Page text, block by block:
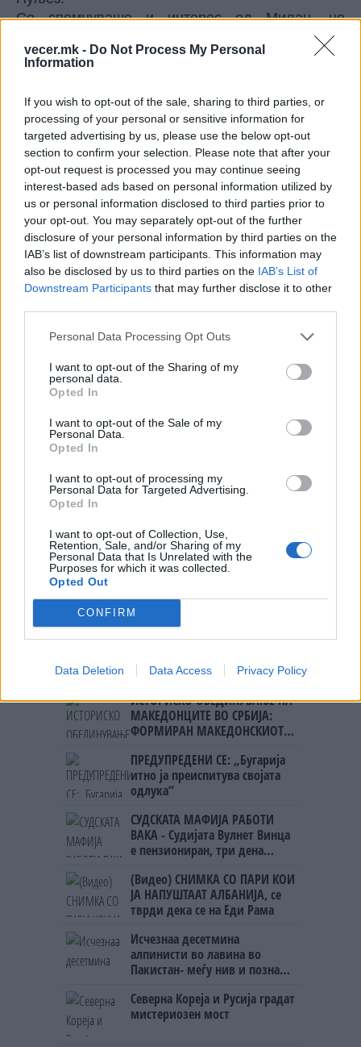
vecer.mk - Do Not Process My Personal
Information
If you wish to opt-out of the sale, sharing to third parties, or
processing of your personal or sensitive information for
targeted advertising by us, please use the below opt-out
section to confirm your selection. Please note that after your
opt-out request is processed you may continue seeing
interest-based ads based on personal information utilized by
us or personal information disclosed to third parties prior to
your opt-out. You may separately opt-out of the further
disclosure of your personal information by third parties on the
IAB’s list of downstream participants. This information may
also be disclosed by us to third parties on the IAB’s List of
Downstream Participants that may further disclose it to other
Personal Data Processing Opt Outs
I want to opt-out of the Sharing of my
personal data.
Opted In
I want to opt-out of the Sale of my
Personal Data.
Opted In
I want to opt-out of processing my
Personal Data for Targeted Advertising.
Opted In
I want to opt-out of Collection, Use,
Retention, Sale, and/or Sharing of my
Personal Data that Is Unrelated with the
Purposes for which it was collected.
Opted Out
CONFIRM
Data Deletion Data Access Privacy Policy
Се спомнуваше и интерес од Милан, но
фокусот сега е Наполи, каде што фудбалерот
веќе дал „зелено светло“ за трансферот.
45 милиони евра, но се надеваат дека ќе ја
намалат сумата.
Јасно е едно – иако Нуњез имал слаба сезона,
тој останува приоритет за Наполи, но клубот
нема намера да преплати за него.
sportmedia.mk
© Vecer.mk, правата за текстот се на редакцијата
Инфантино во проблеми: Го
одговара на повиците!
Возиња пристигна во Чиле,
навивачите го пречекаа на
НАЈЧИТАНИ ВО ПОСЛЕДНИ 7 ДЕНА
ТАНАСКОВСКИ, ЧЛЕН НА
КАВАЧКИ КЛАН (ФОТО)
СЛУШАМ, САКААТ ДА СЕ СУДИ
ЗА ВОЕНИТЕ ЗЛОСТРОСТВА НА
УЧК...
ТЕЖОК ДЕН И ЈАВНО
Мицкоски откри дека
ништо, освен за кеш
ИСТОРИСКО ОБЕДИНУВАЊЕ НА
МАКЕДОНЦИТЕ ВО СРБИЈА:
ФОРМИРАН МАКЕДОНСКИОТ
ПРЕДУПРЕДЕНИ СЕ: „Бугарија
итно ја преиспитува својата
одлука“
СУДСКАТА МАФИЈА РАБОТИ
ВАКА - Судијата Вулнет Винца
е пензиониран, три дена
на бизнисменот Марковски
(Видео) СНИМКА СО ПАРИ КОИ
ЈА НАПУШТААТ АЛБАНИЈА, се
тврди дека се на Еди Рама
Исчезнаа десетмина
алпинисти во лавина во
Пакистан- меѓу нив и познат
Северна Кореја и Русија градат
мистериозен мост